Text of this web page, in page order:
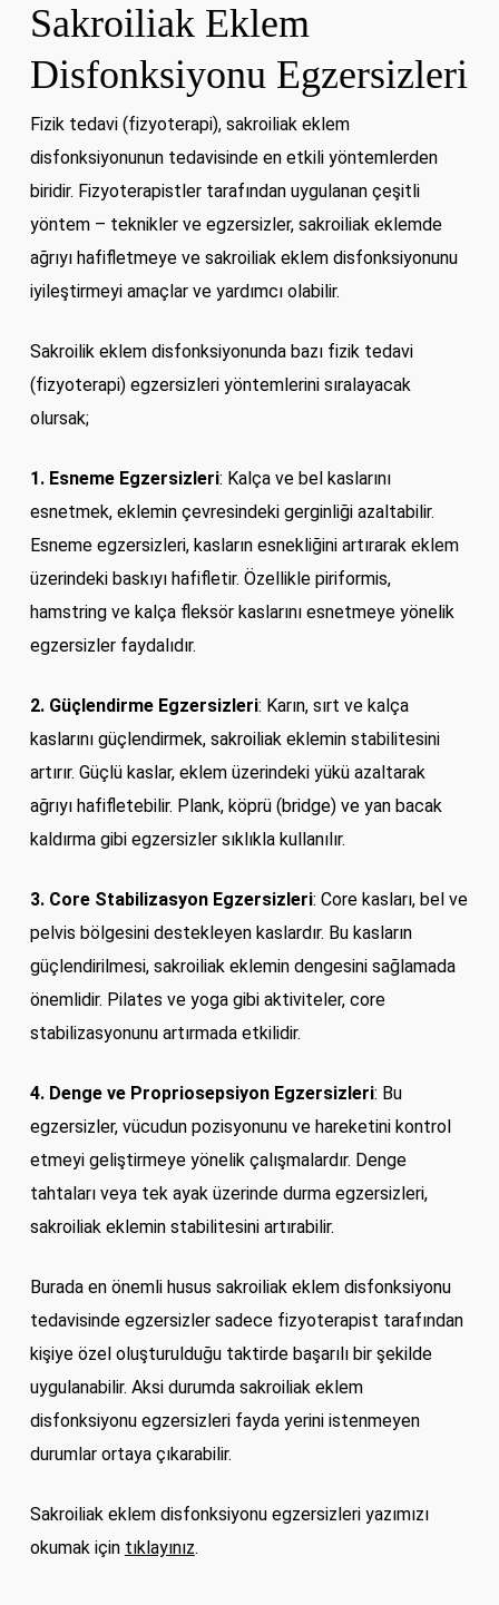
Sakroiliak Eklem
Disfonksiyonu Egzersizleri
Fizik tedavi (fizyoterapi), sakroiliak eklem
disfonksiyonunun tedavisinde en etkili yöntemlerden
biridir. Fizyoterapistler tarafından uygulanan çeşitli
yöntem – teknikler ve egzersizler, sakroiliak eklemde
ağrıyı hafifletmeye ve sakroiliak eklem disfonksiyonunu
iyileştirmeyi amaçlar ve yardımcı olabilir.
Sakroilik eklem disfonksiyonunda bazı fizik tedavi
(fizyoterapi) egzersizleri yöntemlerini sıralayacak
olursak;
1. Esneme Egzersizleri: Kalça ve bel kaslarını
esnetmek, eklemin çevresindeki gerginliği azaltabilir.
Esneme egzersizleri, kasların esnekliğini artırarak eklem
üzerindeki baskıyı hafifletir. Özellikle piriformis,
hamstring ve kalça fleksör kaslarını esnetmeye yönelik
egzersizler faydalıdır.
2. Güçlendirme Egzersizleri: Karın, sırt ve kalça
kaslarını güçlendirmek, sakroiliak eklemin stabilitesini
artırır. Güçlü kaslar, eklem üzerindeki yükü azaltarak
ağrıyı hafifletebilir. Plank, köprü (bridge) ve yan bacak
kaldırma gibi egzersizler sıklıkla kullanılır.
3. Core Stabilizasyon Egzersizleri: Core kasları, bel ve
pelvis bölgesini destekleyen kaslardır. Bu kasların
güçlendirilmesi, sakroiliak eklemin dengesini sağlamada
önemlidir. Pilates ve yoga gibi aktiviteler, core
stabilizasyonunu artırmada etkilidir.
4. Denge ve Propriosepsiyon Egzersizleri: Bu
egzersizler, vücudun pozisyonunu ve hareketini kontrol
etmeyi geliştirmeye yönelik çalışmalardır. Denge
tahtaları veya tek ayak üzerinde durma egzersizleri,
sakroiliak eklemin stabilitesini artırabilir.
Burada en önemli husus sakroiliak eklem disfonksiyonu
tedavisinde egzersizler sadece fizyoterapist tarafından
kişiye özel oluşturulduğu taktirde başarılı bir şekilde
uygulanabilir. Aksi durumda sakroiliak eklem
disfonksiyonu egzersizleri fayda yerini istenmeyen
durumlar ortaya çıkarabilir.
Sakroiliak eklem disfonksiyonu egzersizleri yazımızı
okumak için tıklayınız.